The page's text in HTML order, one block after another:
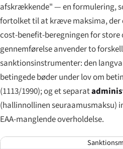
afskrækkende" — en formulering,
fortolket til at kræve maksima,
cost-benefit-beregningen for store
gennemførelse anvender to
sanktionsinstrumenter: den
betingede bøder under lov om
(1113/1990); og et separat
(hallinnollinen seuraamusmaksu)
EAA-manglende overholdelse.